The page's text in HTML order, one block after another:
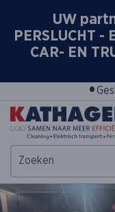
UW
PERSLUCHT -
CAR- EN
•